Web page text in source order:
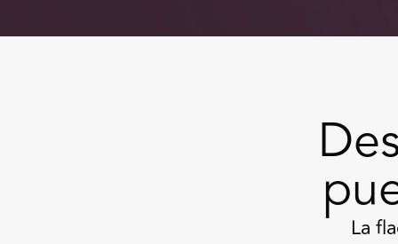
La